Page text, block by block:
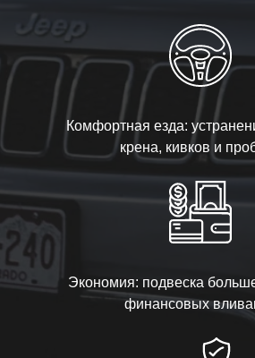
Комфортная езда:
крена, кивков и
Экономия: подвеска
финансовых